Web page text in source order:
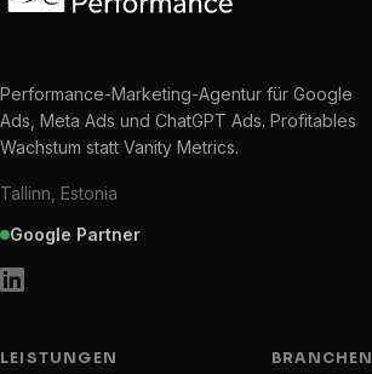
Performance-Marketing-Agentur für Google
Ads, Meta Ads und ChatGPT Ads. Profitables
Wachstum statt Vanity Metrics.
Tallinn, Estonia
Google Partner
LEISTUNGEN BRANCHEN